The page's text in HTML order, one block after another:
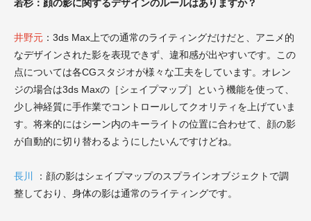
若杉：顔の影に関するデザインのルールはありますか？
井野元 ：3ds Max上での通常のライティングだけだと、アニメ的
なデザインされた影を表現できず、違和感が出やすいです。この
点については各CGスタジオが様々な工夫をしています。オレン
ジの場合は3ds Maxの［シェイプマップ］という機能を使って、
少し神経質に手作業でコントロールしてクオリティを上げていま
す。将来的にはシーン内のキーライトの位置に合わせて、顔の影
が自動的に切り替わるようにしたいんですけどね。
長川
：顔の影はシェイプマップのスプラインオブジェクトで調
整しており、身体の影は通常のライティングです。